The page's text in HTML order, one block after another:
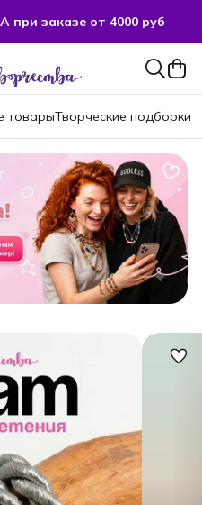
заказе от 4000 руб
заказе от 4000 руб
товарыТворческие подборки